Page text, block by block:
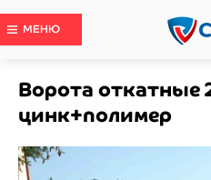
МЕНЮ
Ворота откатные
цинк+полимер